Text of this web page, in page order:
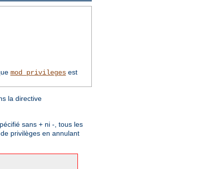
mod_privilegesest
la directive
sans + ni -, tous les
privilèges en annulant